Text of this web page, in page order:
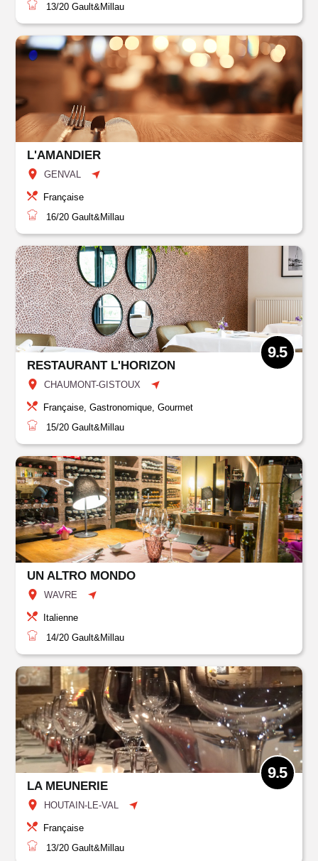
13/20 Gault&Millau
L'AMANDIER
GENVAL
Française
16/20 Gault&Millau
RESTAURANT L'HORIZON
CHAUMONT-GISTOUX
9.5
Française, Gastronomique, Gourmet
15/20 Gault&Millau
UN ALTRO MONDO
WAVRE
Italienne
14/20 Gault&Millau
LA MEUNERIE
HOUTAIN-LE-VAL
9.5
Française
13/20 Gault&Millau